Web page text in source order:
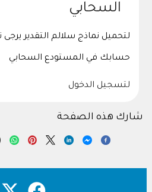
السحابي
لتحميل نماذج سلالم التقدير
حسابك في المستودع السحابي
لتسجيل الدخول
شارك هذه الصفحة